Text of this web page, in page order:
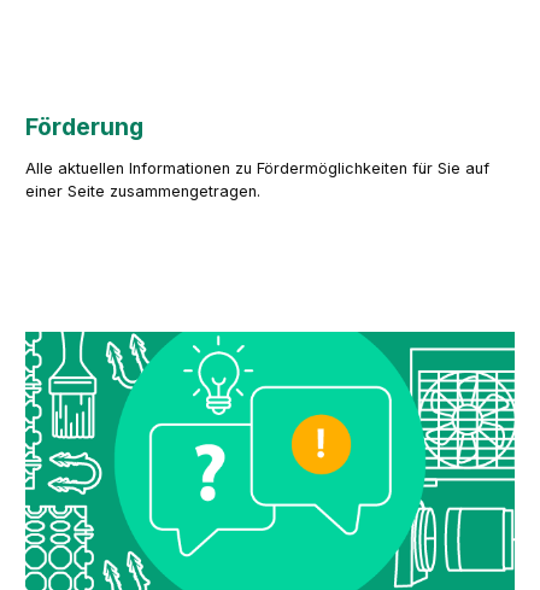
Förderung
Alle aktuellen Informationen zu Fördermöglichkeiten für Sie auf
einer Seite zusammengetragen.